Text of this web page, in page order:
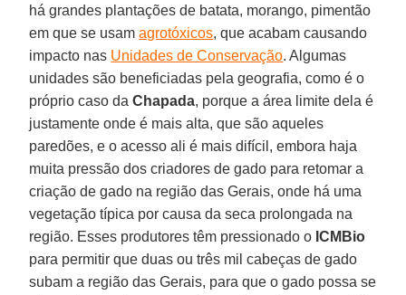
há grandes plantações de batata, morango, pimentão
em que se usamagrotóxicos, que acabam causando
impacto nas Unidades de Conservação. Algumas
unidades são beneficiadas pela geografia, como é o
próprio caso daChapada, porque a área limite dela é
justamente onde é mais alta, que são aqueles
paredões, e o acesso ali é mais difícil, embora haja
muita pressão dos criadores de gado para retomar a
criação de gado na região das Gerais, onde há uma
vegetação típica por causa da seca prolongada na
região. Esses produtores têm pressionado o ICMBio
para permitir que duas ou três mil cabeças de gado
subam a região das Gerais, para que o gado possa se